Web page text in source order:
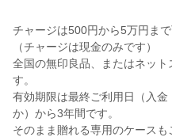
チャージは500円から5万円まで
（チャージは現金のみです）
全国の無印良品、またはネッ
す。
有効期限は最終ご利用日（入
か）から3年間です。
そのまま贈れる専用のケース